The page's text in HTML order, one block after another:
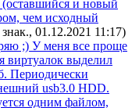
(оставшийся и новый
чем исходный
01.12.2021 11:17)
;) У меня все проще
виртуалок выделил
Периодически
usb3.0 HDD.
одним файлом,